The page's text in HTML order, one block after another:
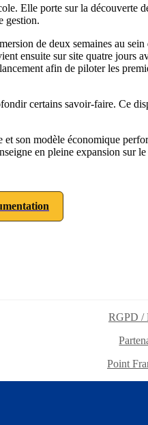
Elle porte sur la découverte
gestion.
de deux semaines au sein
ensuite sur site quatre jours
afin de piloter les
certains savoir-faire. Ce
son modèle économique
en pleine expansion sur
RGPD /
Point